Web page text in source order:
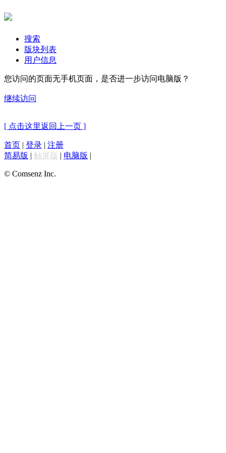
搜索
版块列表
用户信息
您访问的页面无手机页面，是否进一步访问电脑版？
继续访问
[ 点击这里返回上一页 ]
首页 | 登录 | 注册
简易版 | 触屏版 | 电脑版 |
© Comsenz Inc.